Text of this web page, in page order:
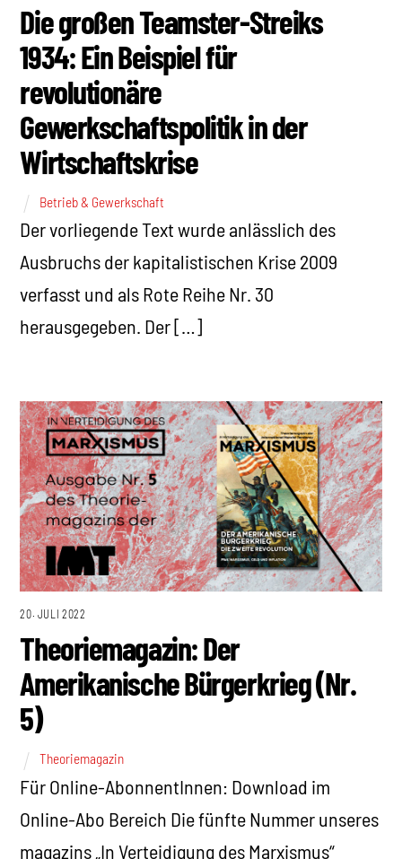
Die großen Teamster-Streiks
1934: Ein Beispiel für
revolutionäre
Gewerkschaftspolitik in der
Wirtschaftskrise
Betrieb & Gewerkschaft
Der vorliegende Text wurde anlässlich des
Ausbruchs der kapitalistischen Krise 2009
verfasst und als Rote Reihe Nr. 30
herausgegeben. Der […]
20. JULI 2022
Theoriemagazin: Der
Amerikanische Bürgerkrieg (Nr.
5)
Theoriemagazin
Für Online-AbonnentInnen: Download im
Online-Abo Bereich Die fünfte Nummer unseres
magazins „In Verteidigung des Marxismus“